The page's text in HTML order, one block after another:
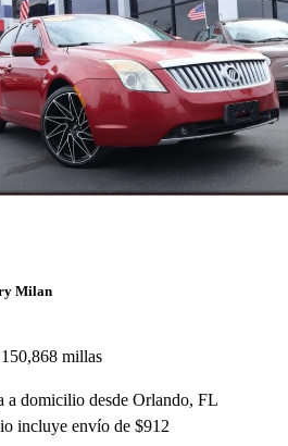
Milan
150,868 millas
a domicilio desde Orlando, FL
incluye envío de $912